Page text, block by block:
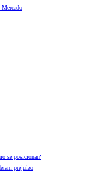
se posicionar?
prejuízo